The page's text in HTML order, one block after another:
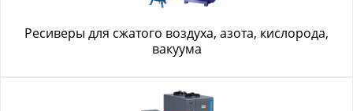
Ресиверы для сжатого воздуха, азота, кислорода,
вакуума